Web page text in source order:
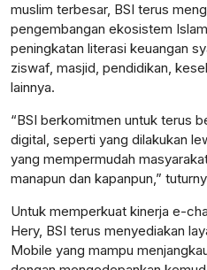
muslim terbesar, BSI terus
pengembangan ekosistem
peningkatan literasi keuangan
ziswaf, masjid, pendidikan,
lainnya.
“BSI berkomitmen untuk terus
digital, seperti yang dilakukan
yang mempermudah
manapun dan kapanpun,”
Untuk memperkuat kinerja e-
Hery, BSI terus menyediakan
Mobile yang mampu